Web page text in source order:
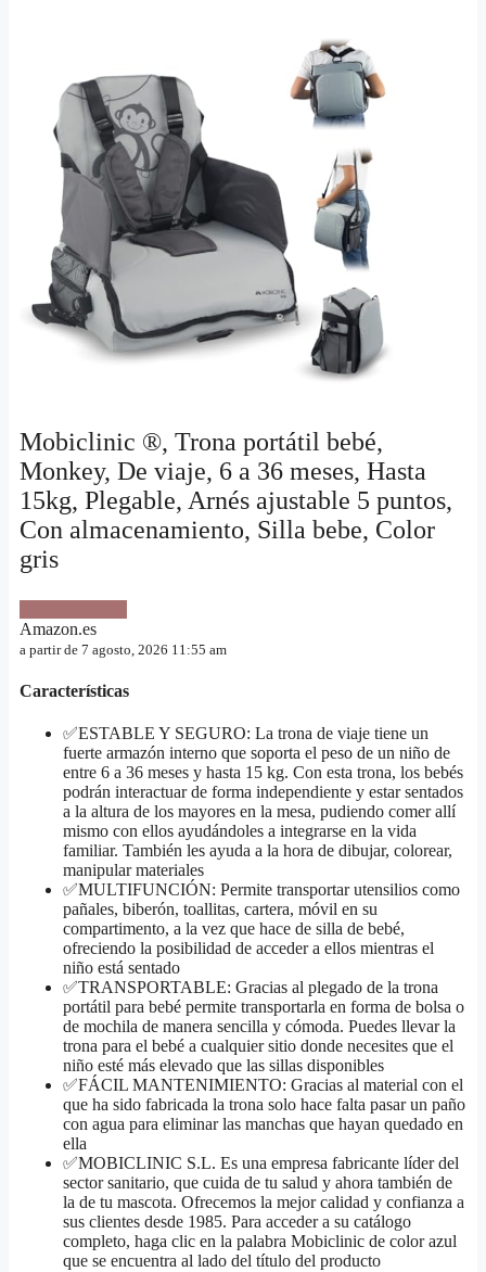
Mobiclinic ®, Trona portátil bebé,
Monkey, De viaje, 6 a 36 meses, Hasta
15kg, Plegable, Arnés ajustable 5 puntos,
Con almacenamiento, Silla bebe, Color
gris
Amazon.es
a partir de 7 agosto, 2026 11:55 am
Características
✅ESTABLE Y SEGURO: La trona de viaje tiene un
fuerte armazón interno que soporta el peso de un niño de
entre 6 a 36 meses y hasta 15 kg. Con esta trona, los bebés
podrán interactuar de forma independiente y estar sentados
a la altura de los mayores en la mesa, pudiendo comer allí
mismo con ellos ayudándoles a integrarse en la vida
familiar. También les ayuda a la hora de dibujar, colorear,
manipular materiales
✅MULTIFUNCIÓN: Permite transportar utensilios como
pañales, biberón, toallitas, cartera, móvil en su
compartimento, a la vez que hace de silla de bebé,
ofreciendo la posibilidad de acceder a ellos mientras el
niño está sentado
✅TRANSPORTABLE: Gracias al plegado de la trona
portátil para bebé permite transportarla en forma de bolsa o
de mochila de manera sencilla y cómoda. Puedes llevar la
trona para el bebé a cualquier sitio donde necesites que el
niño esté más elevado que las sillas disponibles
✅FÁCIL MANTENIMIENTO: Gracias al material con el
que ha sido fabricada la trona solo hace falta pasar un paño
con agua para eliminar las manchas que hayan quedado en
ella
✅MOBICLINIC S.L. Es una empresa fabricante líder del
sector sanitario, que cuida de tu salud y ahora también de
la de tu mascota. Ofrecemos la mejor calidad y confianza a
sus clientes desde 1985. Para acceder a su catálogo
completo, haga clic en la palabra Mobiclinic de color azul
que se encuentra al lado del título del producto